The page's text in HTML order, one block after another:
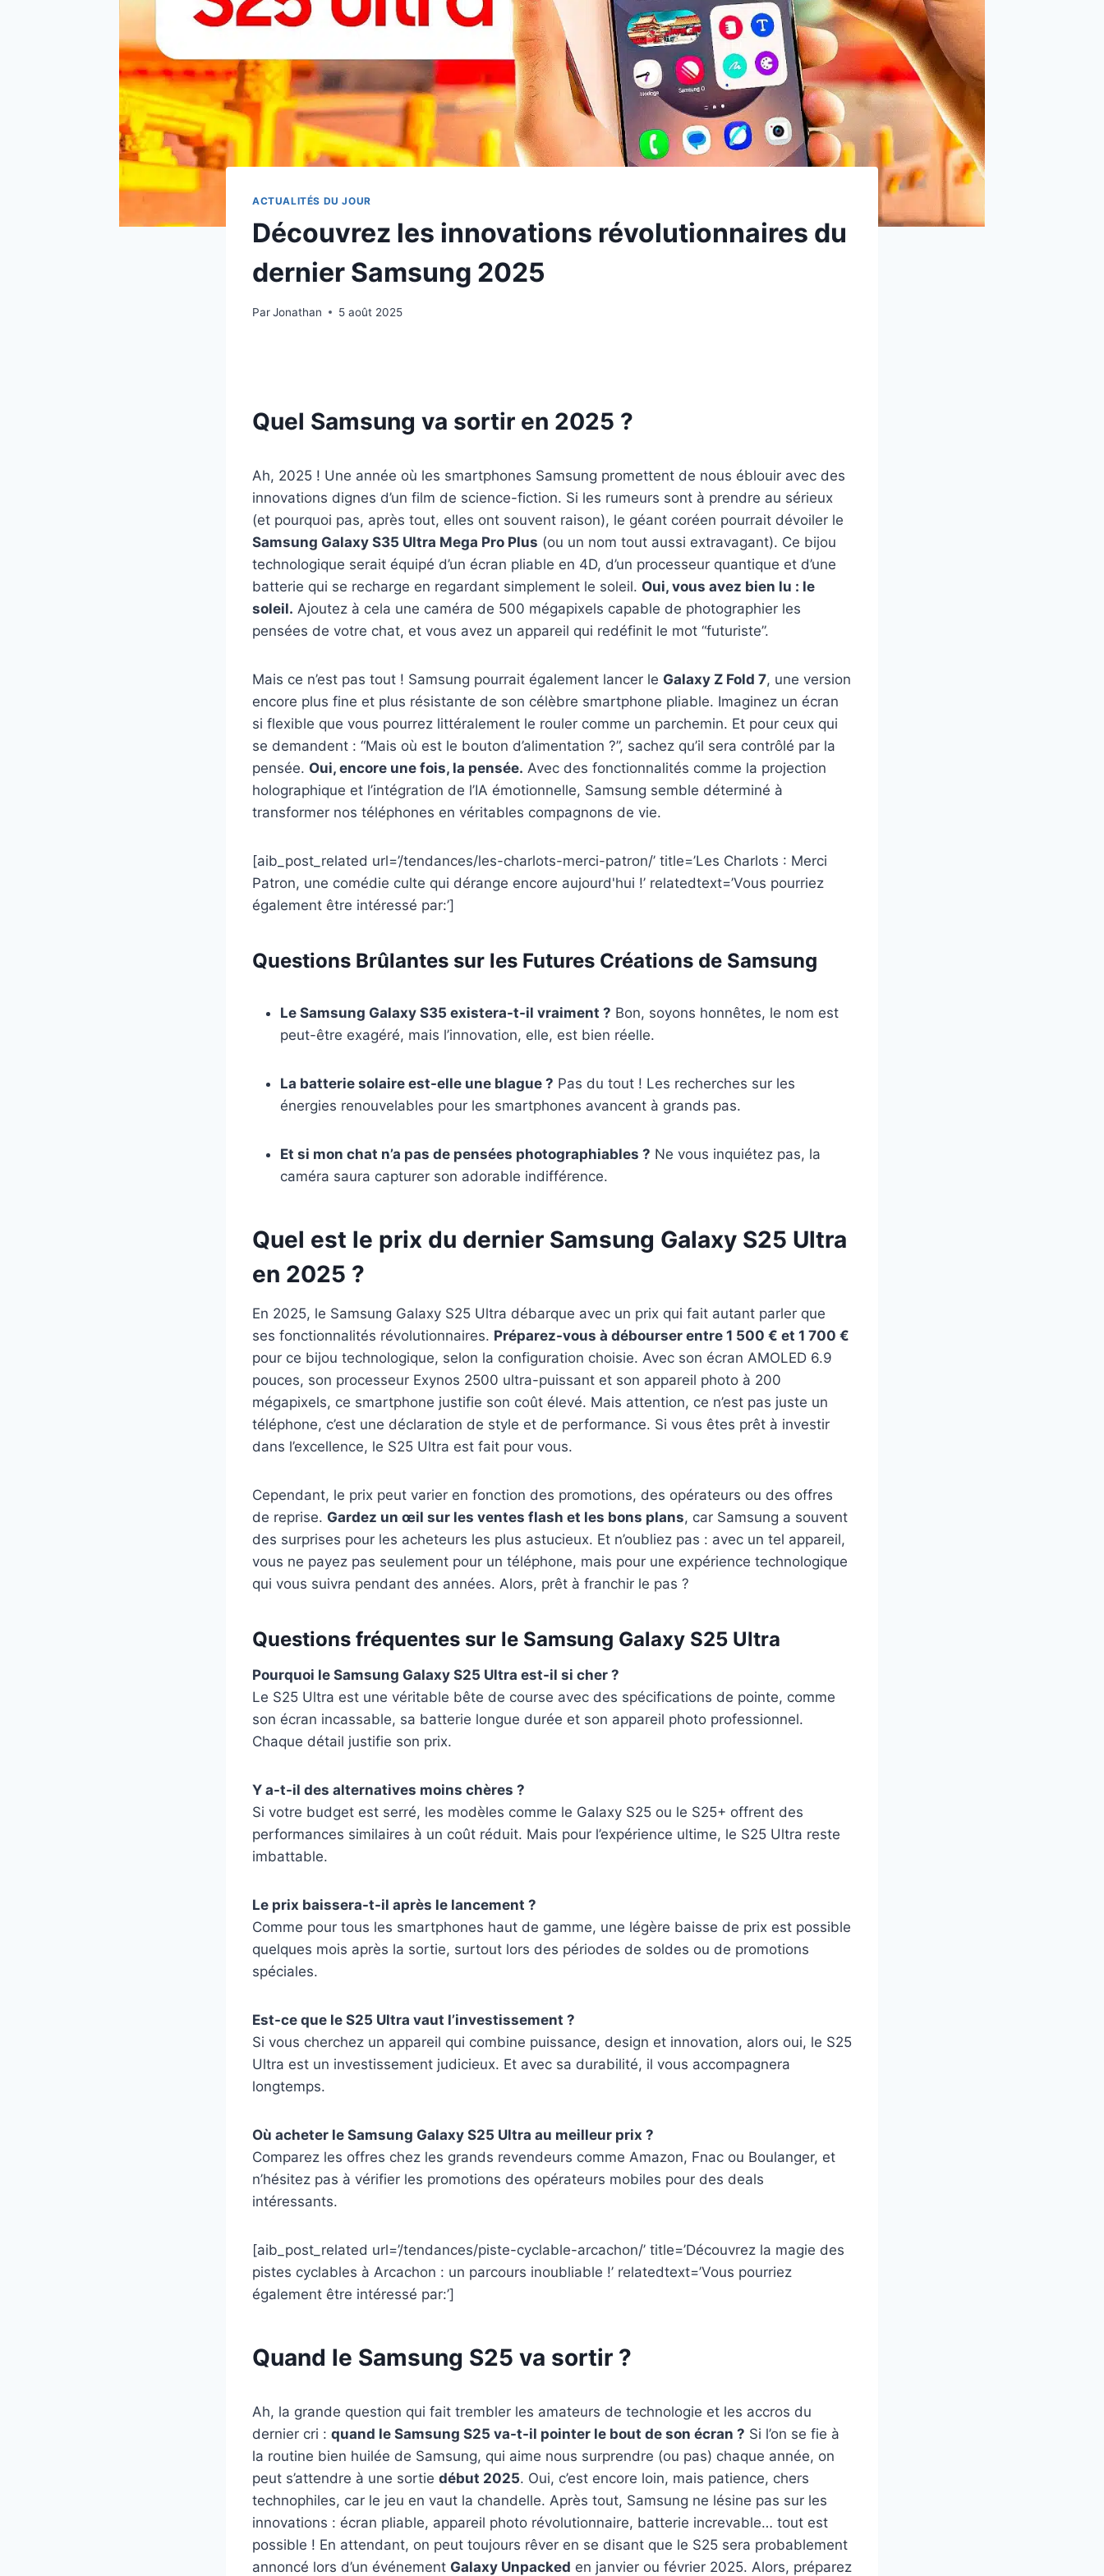
ACTUALITÉS DU JOUR
Découvrez les innovations révolutionnaires du
dernier Samsung 2025
ParJonathan 5 août 2025
Quel Samsung va sortir en 2025 ?
Ah, 2025 ! Une année où les smartphones Samsung promettent de nous éblouir avec des
innovations dignes d’un film de science-fiction. Si les rumeurs sont à prendre au sérieux
(et pourquoi pas, après tout, elles ont souvent raison), le géant coréen pourrait dévoiler le
Samsung Galaxy S35 Ultra Mega Pro Plus (ou un nom tout aussi extravagant). Ce bijou
technologique serait équipé d’un écran pliable en 4D, d’un processeur quantique et d’une
batterie qui se recharge en regardant simplement le soleil. Oui, vous avez bien lu : le
soleil. Ajoutez à cela une caméra de 500 mégapixels capable de photographier les
pensées de votre chat, et vous avez un appareil qui redéfinit le mot “futuriste”.
Mais ce n’est pas tout ! Samsung pourrait également lancer le Galaxy Z Fold 7, une version
encore plus fine et plus résistante de son célèbre smartphone pliable. Imaginez un écran
si flexible que vous pourrez littéralement le rouler comme un parchemin. Et pour ceux qui
se demandent : “Mais où est le bouton d’alimentation ?”, sachez qu’il sera contrôlé par la
pensée. Oui, encore une fois, la pensée. Avec des fonctionnalités comme la projection
holographique et l’intégration de l’IA émotionnelle, Samsung semble déterminé à
transformer nos téléphones en véritables compagnons de vie.
[aib_post_related url=’/tendances/les-charlots-merci-patron/’ title=’Les Charlots : Merci
Patron, une comédie culte qui dérange encore aujourd'hui !’ relatedtext=’Vous pourriez
également être intéressé par:’]
Questions Brûlantes sur les Futures Créations de Samsung
Le Samsung Galaxy S35 existera-t-il vraiment ? Bon, soyons honnêtes, le nom est
peut-être exagéré, mais l’innovation, elle, est bien réelle.
La batterie solaire est-elle une blague ? Pas du tout ! Les recherches sur les
énergies renouvelables pour les smartphones avancent à grands pas.
Et si mon chat n’a pas de pensées photographiables ? Ne vous inquiétez pas, la
caméra saura capturer son adorable indifférence.
Quel est le prix du dernier Samsung Galaxy S25 Ultra
en 2025 ?
En 2025, le Samsung Galaxy S25 Ultra débarque avec un prix qui fait autant parler que
ses fonctionnalités révolutionnaires. Préparez-vous à débourser entre 1 500 € et 1 700 €
pour ce bijou technologique, selon la configuration choisie. Avec son écran AMOLED 6.9
pouces, son processeur Exynos 2500 ultra-puissant et son appareil photo à 200
mégapixels, ce smartphone justifie son coût élevé. Mais attention, ce n’est pas juste un
téléphone, c’est une déclaration de style et de performance. Si vous êtes prêt à investir
dans l’excellence, le S25 Ultra est fait pour vous.
Cependant, le prix peut varier en fonction des promotions, des opérateurs ou des offres
de reprise. Gardez un œil sur les ventes flash et les bons plans, car Samsung a souvent
des surprises pour les acheteurs les plus astucieux. Et n’oubliez pas : avec un tel appareil,
vous ne payez pas seulement pour un téléphone, mais pour une expérience technologique
qui vous suivra pendant des années. Alors, prêt à franchir le pas ?
Questions fréquentes sur le Samsung Galaxy S25 Ultra
Pourquoi le Samsung Galaxy S25 Ultra est-il si cher ?
Le S25 Ultra est une véritable bête de course avec des spécifications de pointe, comme
son écran incassable, sa batterie longue durée et son appareil photo professionnel.
Chaque détail justifie son prix.
Y a-t-il des alternatives moins chères ?
Si votre budget est serré, les modèles comme le Galaxy S25 ou le S25+ offrent des
performances similaires à un coût réduit. Mais pour l’expérience ultime, le S25 Ultra reste
imbattable.
Le prix baissera-t-il après le lancement ?
Comme pour tous les smartphones haut de gamme, une légère baisse de prix est possible
quelques mois après la sortie, surtout lors des périodes de soldes ou de promotions
spéciales.
Est-ce que le S25 Ultra vaut l’investissement ?
Si vous cherchez un appareil qui combine puissance, design et innovation, alors oui, le S25
Ultra est un investissement judicieux. Et avec sa durabilité, il vous accompagnera
longtemps.
Où acheter le Samsung Galaxy S25 Ultra au meilleur prix ?
Comparez les offres chez les grands revendeurs comme Amazon, Fnac ou Boulanger, et
n’hésitez pas à vérifier les promotions des opérateurs mobiles pour des deals
intéressants.
[aib_post_related url=’/tendances/piste-cyclable-arcachon/’ title=’Découvrez la magie des
pistes cyclables à Arcachon : un parcours inoubliable !’ relatedtext=’Vous pourriez
également être intéressé par:’]
Quand le Samsung S25 va sortir ?
Ah, la grande question qui fait trembler les amateurs de technologie et les accros du
dernier cri : quand le Samsung S25 va-t-il pointer le bout de son écran ? Si l’on se fie à
la routine bien huilée de Samsung, qui aime nous surprendre (ou pas) chaque année, on
peut s’attendre à une sortie début 2025. Oui, c’est encore loin, mais patience, chers
technophiles, car le jeu en vaut la chandelle. Après tout, Samsung ne lésine pas sur les
innovations : écran pliable, appareil photo révolutionnaire, batterie increvable… tout est
possible ! En attendant, on peut toujours rêver en se disant que le S25 sera probablement
annoncé lors d’un événement Galaxy Unpacked en janvier ou février 2025. Alors, préparez